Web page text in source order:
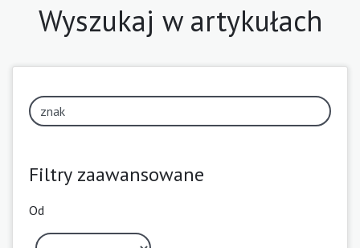
Wyszukaj w artykułach
Filtry zaawansowane
Od